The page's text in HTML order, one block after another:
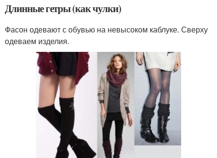
Длинные гетры (как чулки)
Фасон одевают с обувью на невысоком каблуке. Сверху
одеваем изделия.